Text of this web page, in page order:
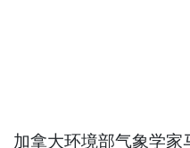
加拿大环境部气象学家